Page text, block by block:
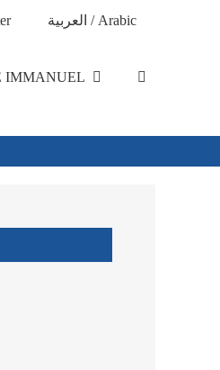
العربية / Arabic
IMMANUEL